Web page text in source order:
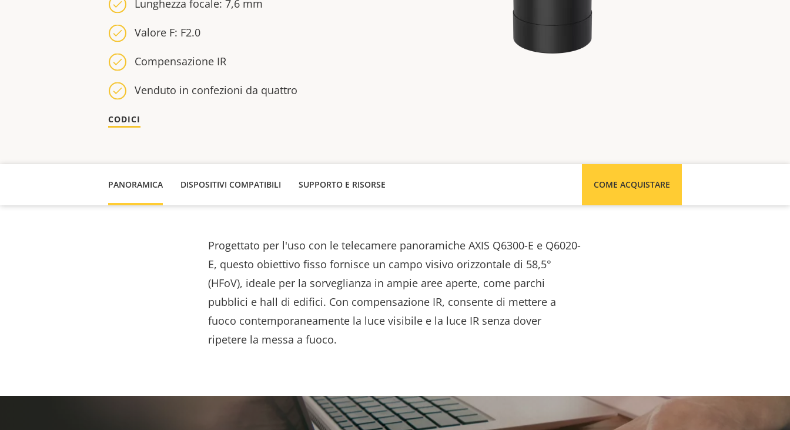
Lunghezza focale: 7,6 mm
Valore F: F2.0
Compensazione IR
Venduto in confezioni da quattro
CODICI
PANORAMICA DISPOSITIVI COMPATIBILI COME ACQUISTARE
SUPPORTO E RISORSE
Progettato per l'uso con le telecamere panoramiche AXIS Q6300-E e Q6020-
E, questo obiettivo fisso fornisce un campo visivo orizzontale di 58,5°
(HFoV), ideale per la sorveglianza in ampie aree aperte, come parchi
pubblici e hall di edifici. Con compensazione IR, consente di mettere a
fuoco contemporaneamente la luce visibile e la luce IR senza dover
ripetere la messa a fuoco.